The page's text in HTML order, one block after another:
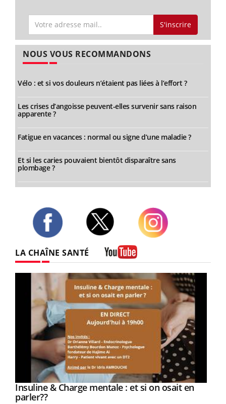
S'inscrire
NOUS VOUS RECOMMANDONS
Vélo : et si vos douleurs n’étaient pas liées à l’effort ?
Les crises d’angoisse peuvent-elles survenir sans raison
apparente ?
Fatigue en vacances : normal ou signe d’une maladie ?
Et si les caries pouvaient bientôt disparaître sans
plombage ?
LA CHAÎNE SANTÉ
Youtube
Insuline & Charge mentale : et si on osait en
parler??Youtube